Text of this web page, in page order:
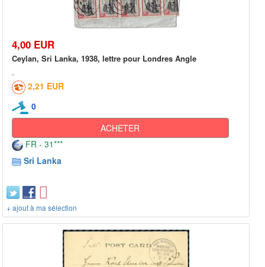
4,00 EUR
Ceylan, Sri Lanka, 1938, lettre pour Londres Angle
2,21 EUR
0
ACHETER
FR - 31***
Sri Lanka
+ ajout à ma sélection